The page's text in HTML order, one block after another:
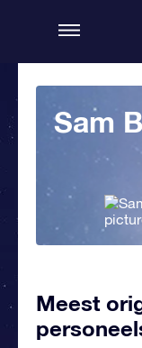
Sam
Meest